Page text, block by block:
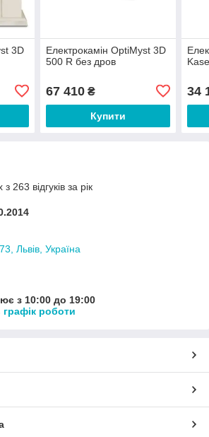
3D
Електрокамін OptiMyst 3D
500 R без дров
67 410₴
Купити
34
263 відгуків за рік
Львів, Україна
з 10:00 до 19:00
роботи